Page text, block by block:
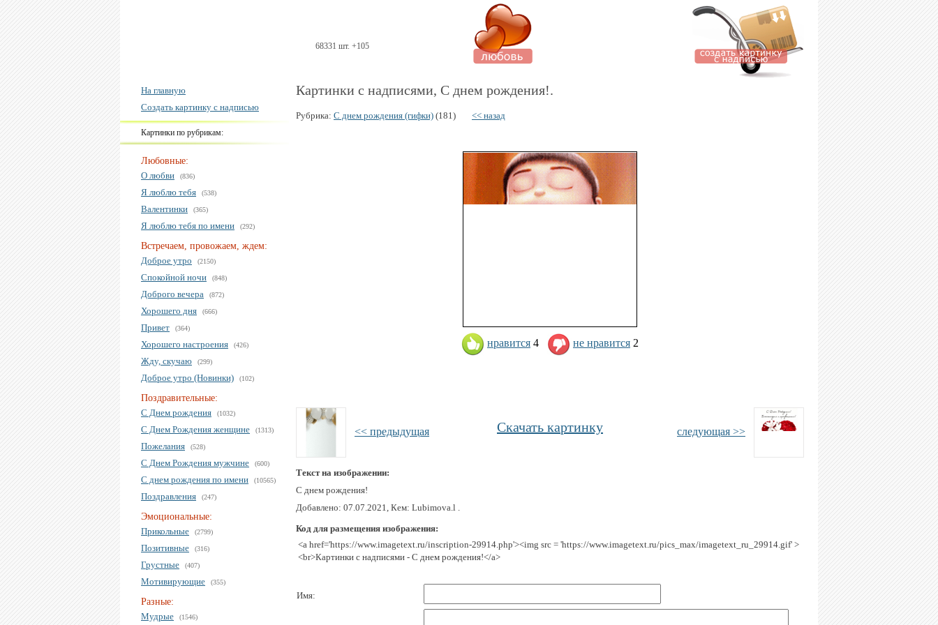
68331 шт. +105
На главную
Создать картинку с надписью
Картинки по рубрикам:
Любовные:
О любви
(836)
Я люблю тебя (538)
Валентинки (365)
Я люблю тебя по имени (292)
Встречаем, провожаем, ждем:
Доброе утро
(2150)
Спокойной ночи (848)
Доброго вечера (872)
Хорошего дня (666)
Привет (364)
Хорошего настроения (426)
Жду, скучаю (299)
Доброе утро (Новинки) (102)
Поздравительные:
С Днем рождения
(1032)
С Днем Рождения женщине (1313)
Пожелания (528)
С Днем Рождения мужчине (600)
С днем рождения по имени (10565)
Поздравления (247)
Эмоциональные:
Прикольные
(2799)
Позитивные (316)
Грустные (407)
Мотивирующие (355)
Разные:
Мудрые
(1546)
Картинки с надписями, С днем рождения!.
Рубрика: С днем рождения (гифки) (181) << назад
нравится 4 не нравится 2
<< предыдущая следующая >>
Скачать картинку
Текст на изображении:
С днем рождения!
Добавлено: 07.07.2021, Кем: Lubimova.l .
Код для размещения изображения:
<a href='https://www.imagetext.ru/inscription-29914.php'><img src = 'https://www.imagetext.ru/pics_max/imagetext_ru_29914.gif' >
<br>Картинки с надписями - С днем рождения!</a>
Имя: